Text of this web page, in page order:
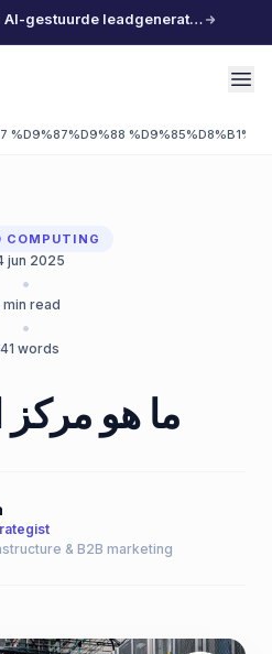
Introductie van LeadOcean: AI-gestuurde leadgeneratie, samengestelde data, moeiteloos schalen
%D9%87%D9%88
COMPUTING
jun 2025
•
min read
•
words
ما هو مركز
& B2B marketing